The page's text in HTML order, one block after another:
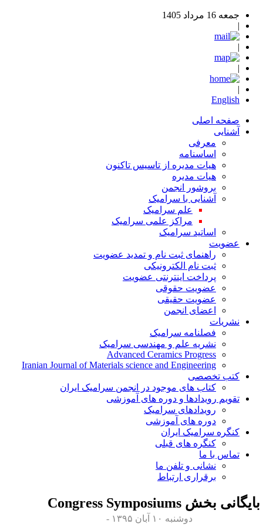
جمعه 16 مرداد 1405
English
صفحه اصلی
آشنایی
معرفی
اساسنامه
هیات مدیره از تاسیس تاکنون
هیات مدیره
بروشور انجمن
آشنایی با سرامیک
علم سرامیک
مراکز علمی سرامیک
اساتید سرامیک
عضویت
راهنمای ثبت نام و تمدید عضویت
ثبت نام الکترونیکی
پرداخت اینترنتی عضویت
عضویت حقوقی
عضویت حقیقی
اعضای انجمن
نشریات
فصلنامه سرامیک
نشریه علم و مهندسی سرامیک
Advanced Ceramics Progress
Iranian Journal of Materials science and Engineering
کتب تخصصی
کتاب های موجود در انجمن سرامیک ایران
تقویم رویدادها و دوره های آموزشی
رویدادهای سرامیک
دوره های آموزشی
کنگره سرامیک ایران
کنگره های قبلی
تماس با ما
نشانی و تلفن ما
برقراری ارتباط
بخشCongress Symposiums
دوشنبه ۱۰ آبان ۱۳۹۵ -